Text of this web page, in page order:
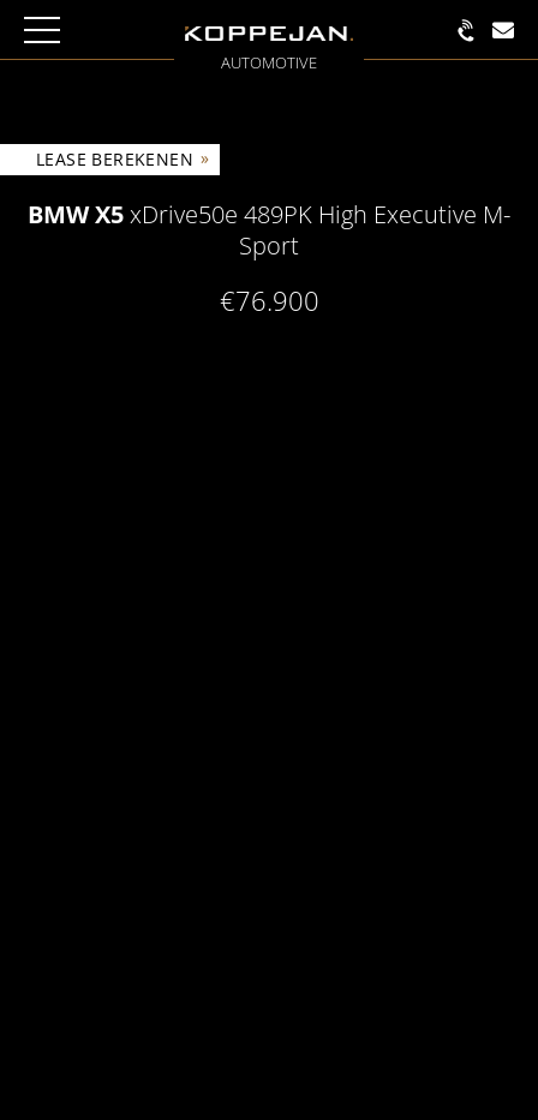
AUTOMOTIVE
LEASE BEREKENEN »
BMW X5xDrive50e 489PK High Executive M-
Sport
€76.900